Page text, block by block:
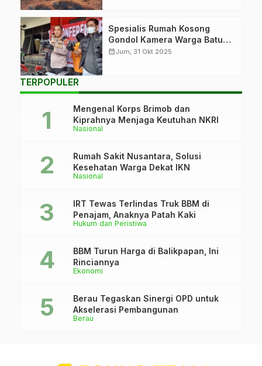
Spesialis Rumah Kosong
Gondol Kamera Warga Batu
Ampar
calendar_monthJum, 31 Okt 2025
TERPOPULER
Nasional
Mengenal Korps Brimob dan
Kiprahnya Menjaga Keutuhan NKRI
Nasional
Rumah Sakit Nusantara, Solusi
Kesehatan Warga Dekat IKN
Hukum dan Peristiwa
IRT Tewas Terlindas Truk BBM di
Penajam, Anaknya Patah Kaki
Ekonomi
BBM Turun Harga di Balikpapan, Ini
Rinciannya
Berau
Berau Tegaskan Sinergi OPD untuk
Akselerasi Pembangunan